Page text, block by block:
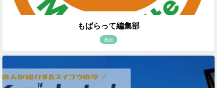
もばらって編集部
茂原